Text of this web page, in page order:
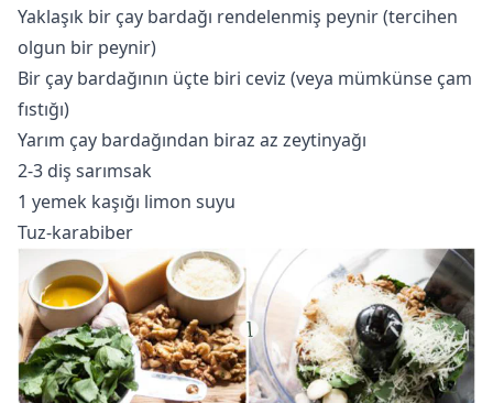
Yaklaşık bir çay bardağı rendelenmiş peynir (tercihen
olgun bir peynir)
Bir çay bardağının üçte biri ceviz (veya mümkünse çam
fıstığı)
Yarım çay bardağından biraz az zeytinyağı
2-3 diş sarımsak
1 yemek kaşığı limon suyu
Tuz-karabiber